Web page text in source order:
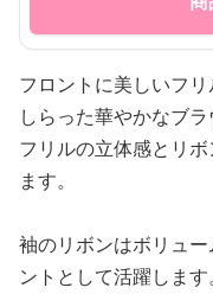
フロントに美しいフ
しらった華やかなブラ
フリルの立体感とリ
ます。
袖のリボンはボリュ
ントとして活躍します。